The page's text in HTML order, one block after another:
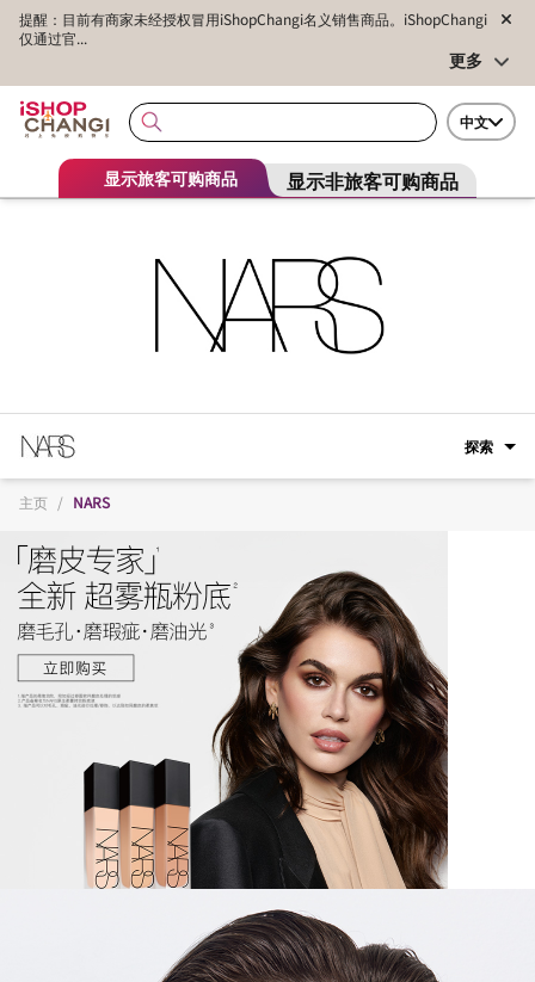
提醒：目前有商家未经授权冒用iShopChangi名义销售商品。iShopChangi
仅通过官...
更多
中文
显示旅客可购商品 显示非旅客可购商品
探索
主页 / NARS